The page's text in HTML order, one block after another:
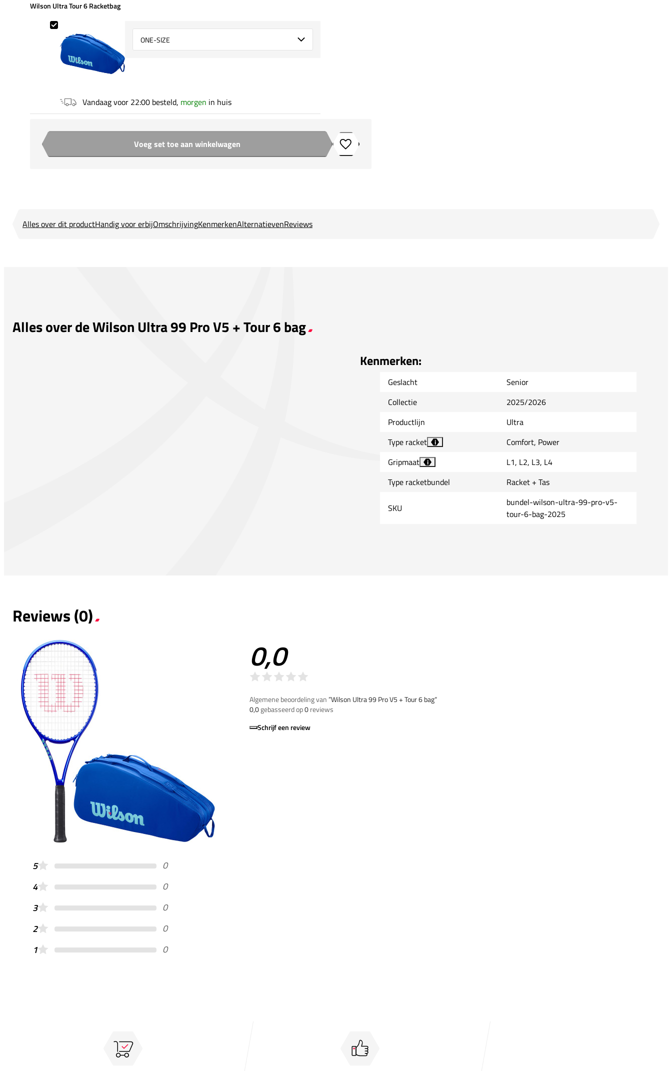
Wilson Ultra Tour 6 Racketbag
Vandaag voor 22:00 besteld, morgen in huis
Wilson Ultra Tour 6 Racketbag
Aantal Voeg set toe aan winkelwagen Toevoegen aan verlanglijstje
Alles over dit productHandig voor erbijOmschrijvingKenmerkenAlternatievenReviews
Alles over de Wilson Ultra 99 Pro V5 + Tour 6 bag
Kenmerken:
Geslacht
Senior
Collectie
2025/2026
Productlijn
Ultra
Type racket
i
Comfort, Power
Gripmaat
i
L1, L2, L3, L4
Type racketbundel
Racket + Tas
SKU
bundel-wilson-ultra-99-pro-v5-
tour-6-bag-2025
Reviews (0)
0,0
Algemene beoordeling van”Wilson Ultra 99 Pro V5 + Tour 6 bag“
0,0gebasseerd op0reviews
Schrijf een review
5
0
4
0
3
0
2
0
1
0